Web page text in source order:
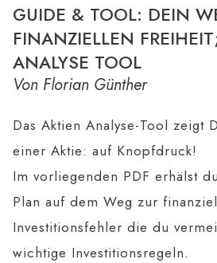
GUIDE & TOOL: DEIN
FINANZIELLEN
ANALYSE TOOL
Von Florian Günther
Das Aktien Analyse-Tool zeigt
einer Aktie: auf Knopfdruck!
Im vorliegenden PDF erhälst
Plan auf dem Weg zur
Investitionsfehler die du
wichtige Investitionsregeln.